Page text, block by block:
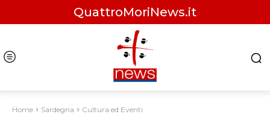
QuattroMoriNews.it
Home Sardegna Cultura ed Eventi